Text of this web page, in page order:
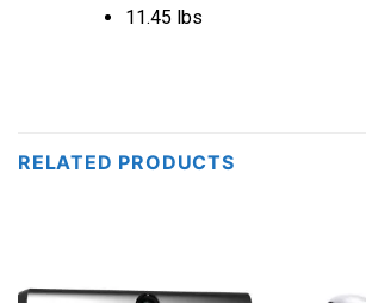
11.45 lbs
RELATED PRODUCTS